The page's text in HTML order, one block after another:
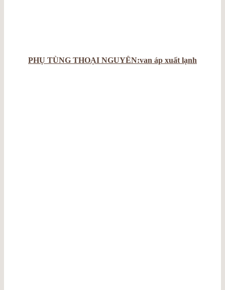
PHỤ TÙNG THOẠI NGUYỄN:van áp xuất lạnh